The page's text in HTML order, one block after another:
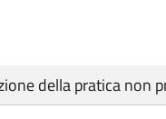
della pratica non